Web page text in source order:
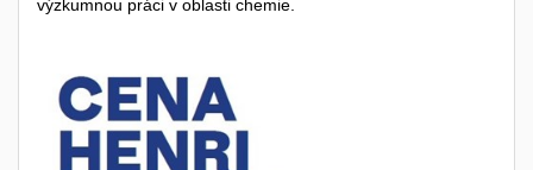
výzkumnou práci v oblasti chemie.